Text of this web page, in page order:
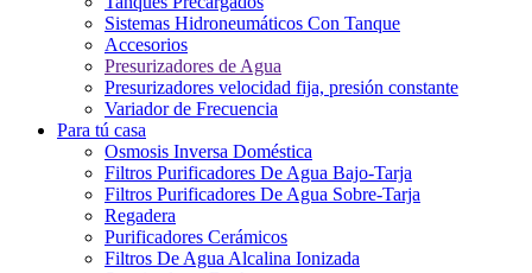
Sistemas Hidroneumáticos Con Tanque
Accesorios
Presurizadores de Agua
Presurizadores velocidad fija, presión constante
Variador de Frecuencia
Para tú casa
Osmosis Inversa Doméstica
Filtros Purificadores De Agua Bajo-Tarja
Filtros Purificadores De Agua Sobre-Tarja
Regadera
Purificadores Cerámicos
Filtros De Agua Alcalina Ionizada